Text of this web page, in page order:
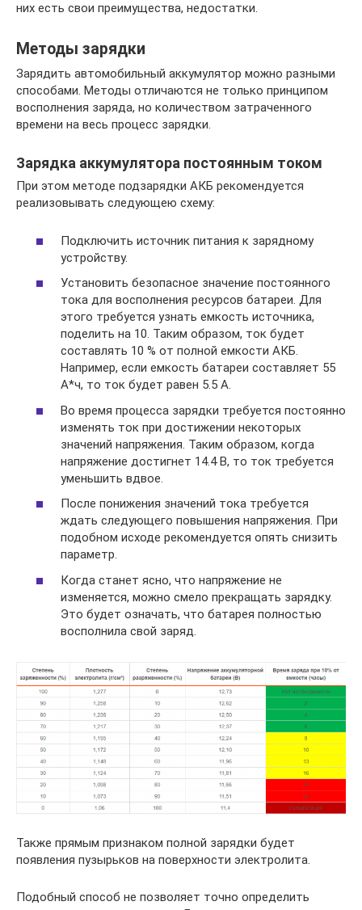
них есть свои преимущества, недостатки.
Методы зарядки
Зарядить автомобильный аккумулятор можно разными
способами. Методы отличаются не только принципом
восполнения заряда, но количеством затраченного
времени на весь процесс зарядки.
Зарядка аккумулятора постоянным током
При этом методе подзарядки АКБ рекомендуется
реализовывать следующею схему:
Подключить источник питания к зарядному
устройству.
Установить безопасное значение постоянного
тока для восполнения ресурсов батареи. Для
этого требуется узнать емкость источника,
поделить на 10. Таким образом, ток будет
составлять 10 % от полной емкости АКБ.
Например, если емкость батареи составляет 55
А*ч, то ток будет равен 5.5 А.
Во время процесса зарядки требуется постоянно
изменять ток при достижении некоторых
значений напряжения. Таким образом, когда
напряжение достигнет 14.4 B, то ток требуется
уменьшить вдвое.
После понижения значений тока требуется
ждать следующего повышения напряжения. При
подобном исходе рекомендуется опять снизить
параметр.
Когда станет ясно, что напряжение не
изменяется, можно смело прекращать зарядку.
Это будет означать, что батарея полностью
восполнила свой заряд.
Также прямым признаком полной зарядки будет
появления пузырьков на поверхности электролита.
Подобный способ не позволяет точно определить